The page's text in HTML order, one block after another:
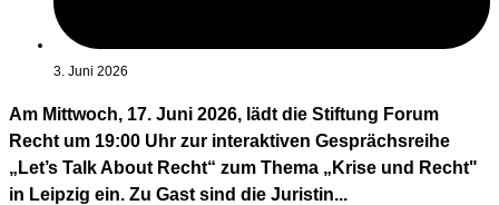
3. Juni 2026
Am Mittwoch, 17. Juni 2026, lädt die Stiftung Forum
Recht um 19:00 Uhr zur interaktiven Gesprächsreihe
„Let’s Talk About Recht“ zum Thema „Krise und Recht"
in Leipzig ein. Zu Gast sind die Juristin...